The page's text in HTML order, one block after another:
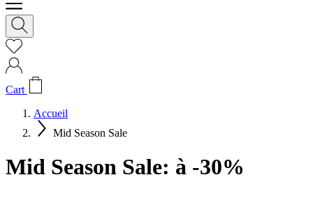
Cart
Accueil
Mid Season Sale
Mid Season Sale: à -30%